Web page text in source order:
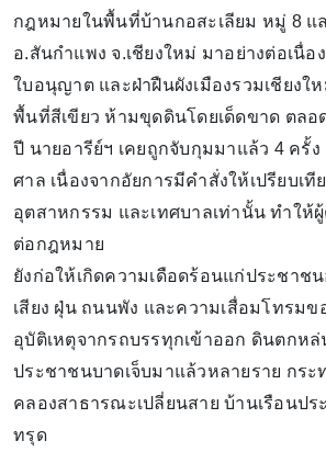
กฎหมายในพื้นที่บ้านกอสะเลียม หมู่ 8 แ
อ.สันกำแพง จ.เชียงใหม่ มาอย่างต่อเนื่อ
ใบอนุญาต และฝ่าฝืนผังเมืองรวมเชียงใ
พื้นที่สีเขียว ห้ามขุดดินโดยเด็ดขาด ตลอ
ปี นายอารีย์ฯ เคยถูกจับกุมมาแล้ว 4 ครั้
ศาล เนื่องจากอัยการมีคำสั่งให้เปรียบเที
อุตสาหกรรม และเทศบาลเท่านั้น ทำให้
ต่อกฎหมาย
ยังก่อให้เกิดความเดือดร้อนแก่ประชาช
เสียง ฝุ่น ถนนพัง และความเสื่อมโทรม
อุบัติเหตุจากรถบรรทุกเข้าออก ดินตกห
ประชาชนบาดเจ็บมาแล้วหลายราย กร
คลองสาธารณะเปลี่ยนสาย บ้านเรือนป
ทรุด